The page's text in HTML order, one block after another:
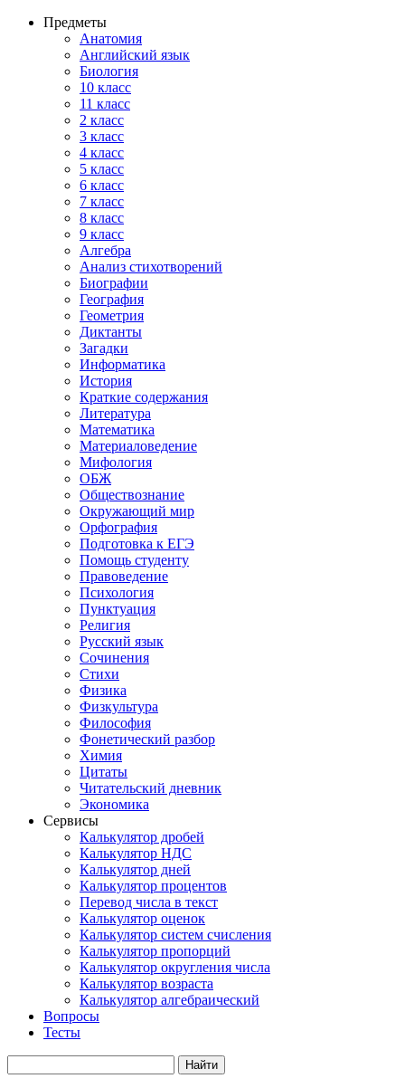
Предметы
Анатомия
Английский язык
Биология
10 класс
11 класс
2 класс
3 класс
4 класс
5 класс
6 класс
7 класс
8 класс
9 класс
Алгебра
Анализ стихотворений
Биографии
География
Геометрия
Диктанты
Загадки
Информатика
История
Краткие содержания
Литература
Математика
Материаловедение
Мифология
ОБЖ
Обществознание
Окружающий мир
Орфография
Подготовка к ЕГЭ
Помощь студенту
Правоведение
Психология
Пунктуация
Религия
Русский язык
Сочинения
Стихи
Физика
Физкультура
Философия
Фонетический разбор
Химия
Цитаты
Читательский дневник
Экономика
Сервисы
Калькулятор дробей
Калькулятор НДС
Калькулятор дней
Калькулятор процентов
Перевод числа в текст
Калькулятор оценок
Калькулятор систем счисления
Калькулятор пропорций
Калькулятор округления числа
Калькулятор возраста
Калькулятор алгебраический
Вопросы
Тесты
Найти